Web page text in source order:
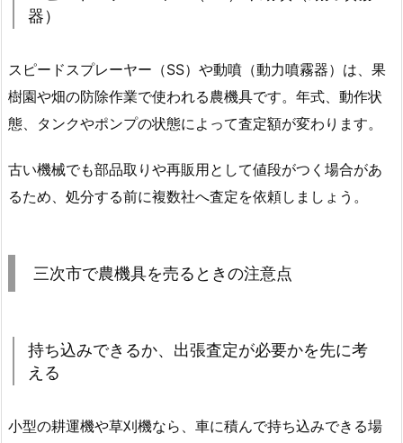
器）
スピードスプレーヤー（SS）や動噴（動力噴霧器）は、果
樹園や畑の防除作業で使われる農機具です。年式、動作状
態、タンクやポンプの状態によって査定額が変わります。
古い機械でも部品取りや再販用として値段がつく場合があ
るため、処分する前に複数社へ査定を依頼しましょう。
三次市で農機具を売るときの注意点
持ち込みできるか、出張査定が必要かを先に考
える
小型の耕運機や草刈機なら、車に積んで持ち込みできる場